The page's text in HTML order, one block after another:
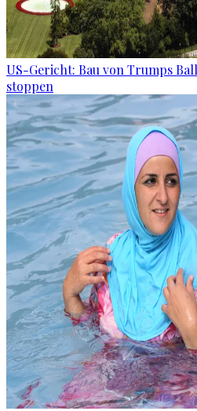
US-Gericht: Bau von Trumps
stoppen